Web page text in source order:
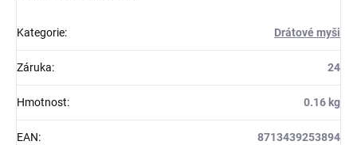
Kategorie: Drátové myši
Záruka: 24
Hmotnost: 0.16 kg
EAN: 8713439253894